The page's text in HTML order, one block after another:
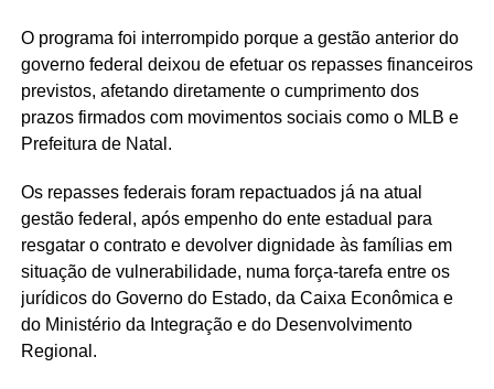
O programa foi interrompido porque a gestão anterior do
governo federal deixou de efetuar os repasses financeiros
previstos, afetando diretamente o cumprimento dos
prazos firmados com movimentos sociais como o MLB e
Prefeitura de Natal.
Os repasses federais foram repactuados já na atual
gestão federal, após empenho do ente estadual para
resgatar o contrato e devolver dignidade às famílias em
situação de vulnerabilidade, numa força-tarefa entre os
jurídicos do Governo do Estado, da Caixa Econômica e
do Ministério da Integração e do Desenvolvimento
Regional.